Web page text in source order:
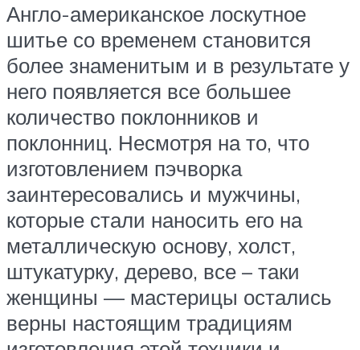
Англо-американское лоскутное
шитье со временем становится
более знаменитым и в результате у
него появляется все большее
количество поклонников и
поклонниц. Несмотря на то, что
изготовлением пэчворка
заинтересовались и мужчины,
которые стали наносить его на
металлическую основу, холст,
штукатурку, дерево, все – таки
женщины — мастерицы остались
верны настоящим традициям